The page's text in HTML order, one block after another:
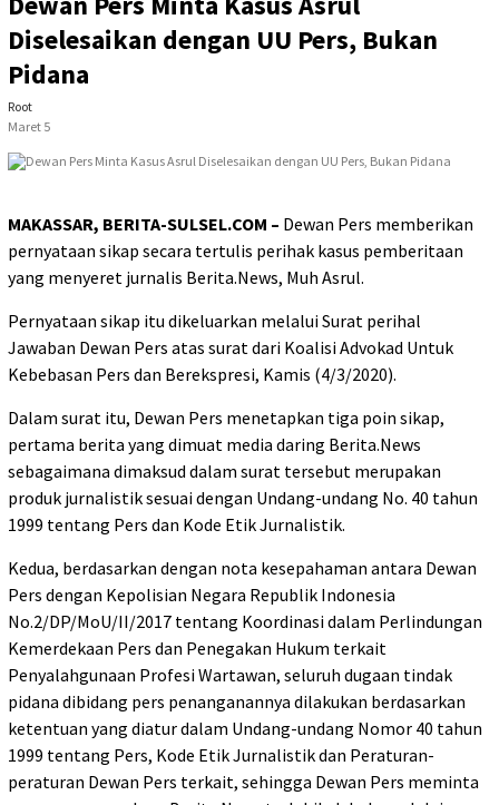
Diselesaikan dengan UU Pers, Bukan
Pidana
Root
Maret 5
MAKASSAR, BERITA-SULSEL.COM – Dewan Pers memberikan
pernyataan sikap secara tertulis perihak kasus pemberitaan
yang menyeret jurnalis Berita.News, Muh Asrul.
Pernyataan sikap itu dikeluarkan melalui Surat perihal
Jawaban Dewan Pers atas surat dari Koalisi Advokad Untuk
Kebebasan Pers dan Berekspresi, Kamis (4/3/2020).
Dalam surat itu, Dewan Pers menetapkan tiga poin sikap,
pertama berita yang dimuat media daring Berita.News
sebagaimana dimaksud dalam surat tersebut merupakan
produk jurnalistik sesuai dengan Undang-undang No. 40 tahun
1999 tentang Pers dan Kode Etik Jurnalistik.
Kedua, berdasarkan dengan nota kesepahaman antara Dewan
Pers dengan Kepolisian Negara Republik Indonesia
No.2/DP/MoU/II/2017 tentang Koordinasi dalam Perlindungan
Kemerdekaan Pers dan Penegakan Hukum terkait
Penyalahgunaan Profesi Wartawan, seluruh dugaan tindak
pidana dibidang pers penanganannya dilakukan berdasarkan
ketentuan yang diatur dalam Undang-undang Nomor 40 tahun
1999 tentang Pers, Kode Etik Jurnalistik dan Peraturan-
peraturan Dewan Pers terkait, sehingga Dewan Pers meminta